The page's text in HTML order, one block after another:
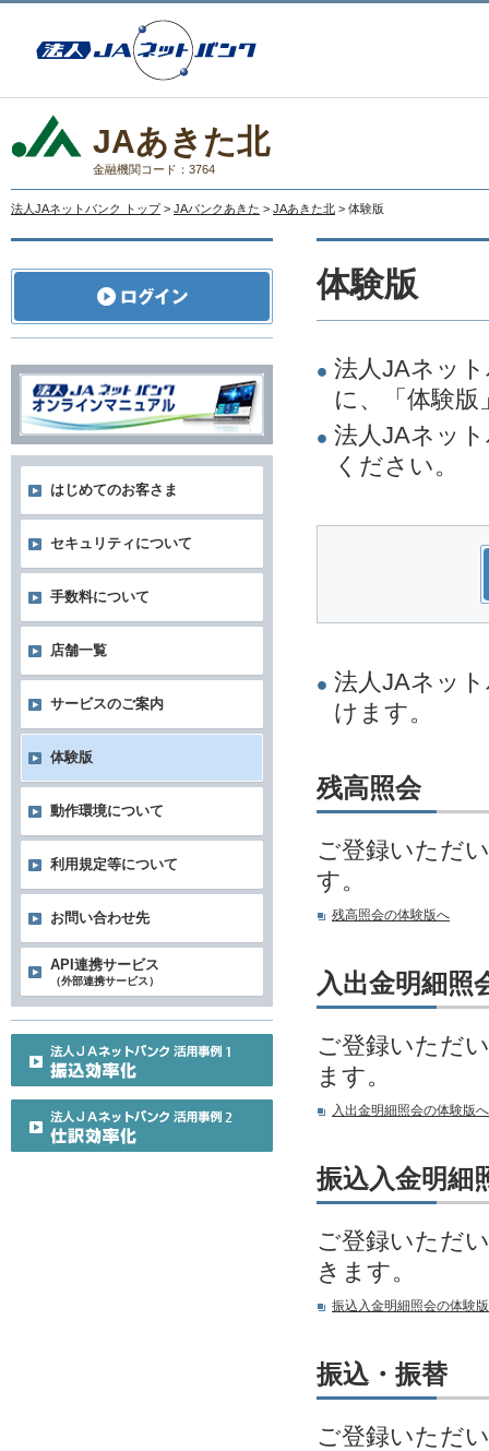
JAあきた北
金融機関コード：3764
法人JAネットバンク トップ > JAバンクあきた > JAあきた北 > 体験版
体験版
法人JAネッ
に、「体験
法人JAネッ
ください。
法人JAネッ
けます。
残高照会
ご登録いただ
す。
残高照会の体験版へ
入出金明細照
ご登録いただ
ます。
入出金明細照会の体験版へ
振込入金明細
ご登録いただ
きます。
振込入金明細照会の体験
振込・振替
ご登録いただ
はじめてのお客さま
セキュリティについて
手数料について
店舗一覧
サービスのご案内
体験版
動作環境について
利用規定等について
お問い合わせ先
API連携サービス
（外部連携サービス）